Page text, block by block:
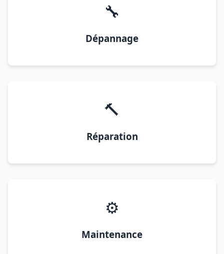
🔧
Dépannage
🔨
Réparation
⚙️
Maintenance